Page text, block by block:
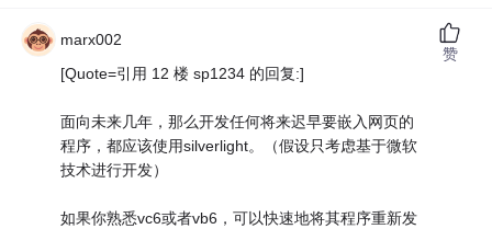
marx002
[Quote=引用 12 楼 sp1234 的回复:]
面向未来几年，那么开发任何将来迟早要嵌入网页的
程序，都应该使用silverlight。（假设只考虑基于微软
技术进行开发）
如果你熟悉vc6或者vb6，可以快速地将其程序重新发
赞